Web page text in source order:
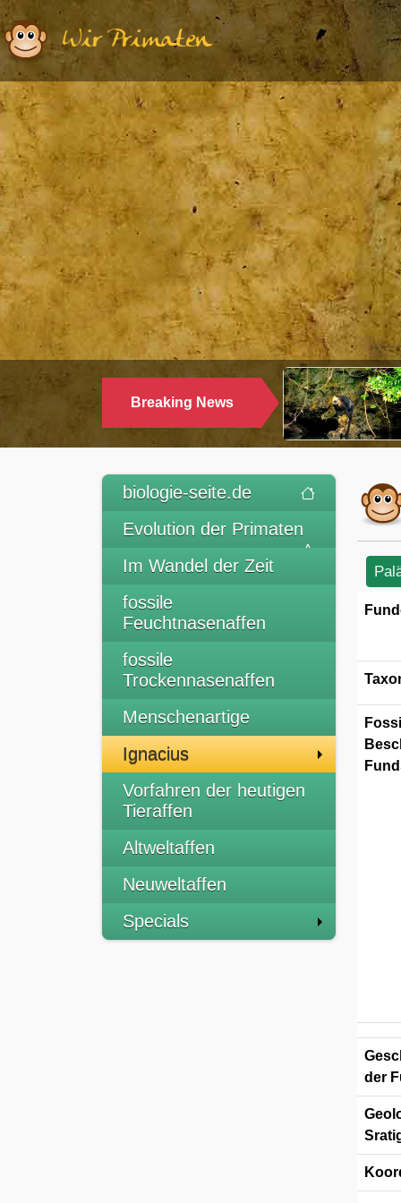
Wir Primaten
Breaking News
WARUM LANGUREN SALZWASSER
biologie-seite.de
Evolution der Primaten
Im Wandel der Zeit
fossile
Feuchtnasenaffen
fossile
Trockennasenaffen
Menschenartige
Ignacius
Vorfahren der heutigen
Tieraffen
Altweltaffen
Neuweltaffen
Specials
der